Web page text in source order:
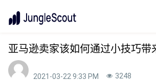
亚马逊卖家该如何通过小技巧带
2021-03-22 9:33 PM 3248